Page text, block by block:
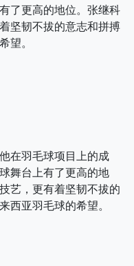
了更高的地位。张继科
坚韧不拔的意志和拼搏
望。
在羽毛球项目上的成
舞台上有了更高的地
艺，更有着坚韧不拔的
西亚羽毛球的希望。